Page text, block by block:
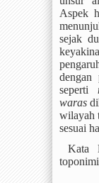
Aspek
sejak
dengan
seperti
waras
wilayah
sesuai
Kata